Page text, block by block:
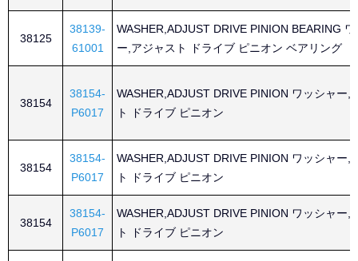
38125
38139-
61001
WASHER,ADJUST DRIVE PINION BEARING
ー,アジャスト ドライブ ピニオン ベアリング
38154
38154-
P6017
WASHER,ADJUST DRIVE PINION ワッシャー,
ト ドライブ ピニオン
38154
38154-
P6017
WASHER,ADJUST DRIVE PINION ワッシャー,
ト ドライブ ピニオン
38154
38154-
P6017
WASHER,ADJUST DRIVE PINION ワッシャー,
ト ドライブ ピニオン